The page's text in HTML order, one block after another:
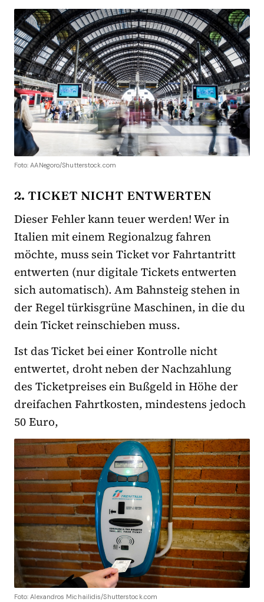
Foto: AANegoro/Shutterstock.com
2. TICKET NICHT ENTWERTEN
Dieser Fehler kann teuer werden! Wer in
Italien mit einem Regionalzug fahren
möchte, muss sein Ticket vor Fahrtantritt
entwerten (nur digitale Tickets entwerten
sich automatisch). Am Bahnsteig stehen in
der Regel türkisgrüne Maschinen, in die du
dein Ticket reinschieben muss.
Ist das Ticket bei einer Kontrolle nicht
entwertet, droht neben der Nachzahlung
des Ticketpreises ein Bußgeld in Höhe der
dreifachen Fahrtkosten, mindestens jedoch
50 Euro,
Foto: Alexandros Michailidis/Shutterstock.com